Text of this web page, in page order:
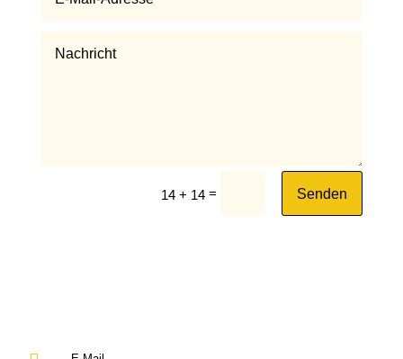
14 + 14 = Senden